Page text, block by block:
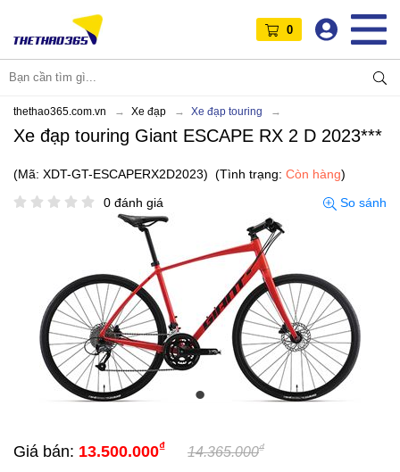
0
thethao365.com.vn Xe đạp Xe đạp touring
Xe đạp touring Giant ESCAPE RX 2 D 2023***
(Mã: XDT-GT-ESCAPERX2D2023) (Tình trạng: Còn hàng)
0 đánh giá
So sánh
Giá bán: 13.500.000₫ 14.365.000₫